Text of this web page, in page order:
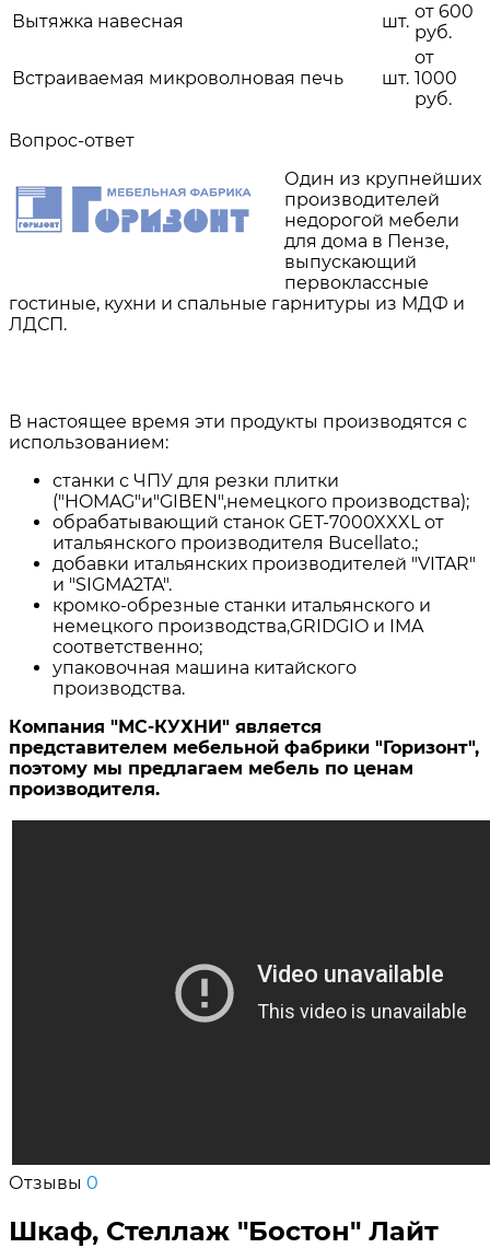
Вытяжка навесная
шт. от 600
руб.
Встраиваемая микроволновая печь шт.
от
1000
руб.
Вопрос-ответ
Один из крупнейших
производителей
недорогой мебели
для дома в Пензе,
выпускающий
первоклассные
гостиные, кухни и спальные гарнитуры из МДФ и
ЛДСП.
В настоящее время эти продукты производятся с
использованием:
станки с ЧПУ для резки плитки
("HOMAG"и"GIBEN",немецкого производства);
обрабатывающий станок GET-7000XXXL от
итальянского производителя Bucellato.;
добавки итальянских производителей "VITAR"
и "SIGMA2TA".
кромко-обрезные станки итальянского и
немецкого производства,GRIDGIO и IMA
соответственно;
упаковочная машина китайского
производства.
Компания "МС-КУХНИ" является
представителем мебельной фабрики "Горизонт",
поэтому мы предлагаем мебель по ценам
производителя.
Отзывы 0
Шкаф, Стеллаж "Бостон" Лайт